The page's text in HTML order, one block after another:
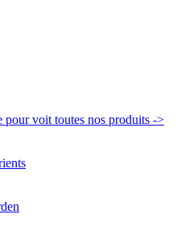
pour voit toutes nos produits ->